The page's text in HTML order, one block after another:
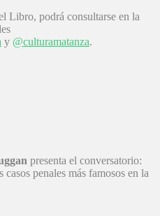
Libro, podrá consultarse en la
y @culturamatanza.
presenta el conversatorio:
penales más famosos en la